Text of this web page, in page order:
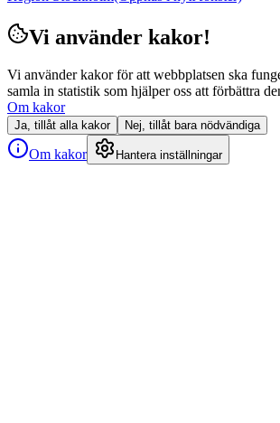
Vi använder kakor!
Vi använder kakor för att webbplatsen ska
samla in statistik som hjälper oss att förbättra
Om kakor
Ja, tillåt alla kakor Nej, tillåt bara nödvändiga
Om kakor Hantera inställningar